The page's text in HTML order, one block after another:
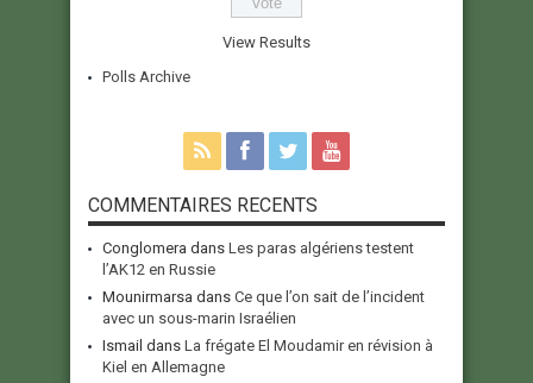
View Results
Polls Archive
COMMENTAIRES RECENTS
Conglomera dans Les paras algériens testent
l’AK12 en Russie
Mounirmarsa dans Ce que l’on sait de l’incident
avec un sous-marin Israélien
Ismail dans La frégate El Moudamir en révision à
Kiel en Allemagne